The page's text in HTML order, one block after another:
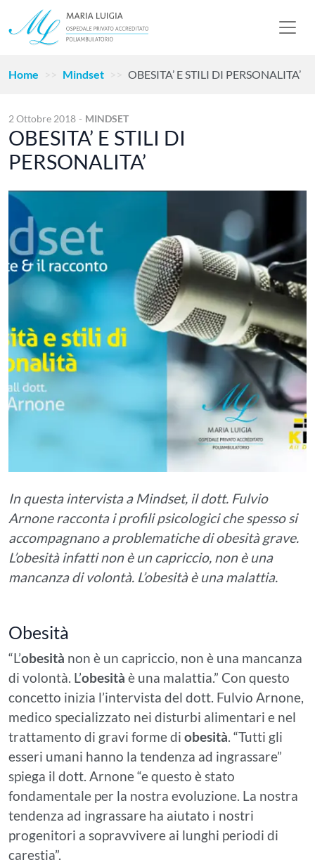
Home Mindset OBESITA’ E STILI DI PERSONALITA’
2 Ottobre 2018 - MINDSET
OBESITA’ E STILI DI
PERSONALITA’
In questa intervista a Mindset, il dott. Fulvio
Arnone racconta i profili psicologici che spesso si
accompagnano a problematiche di obesità grave.
L’obesità infatti non è un capriccio, non è una
mancanza di volontà. L’obesità è una malattia.
Obesità
“L’obesità non è un capriccio, non è una mancanza
di volontà. L’obesità è una malattia.” Con questo
concetto inizia l’intervista del dott. Fulvio Arnone,
medico specializzato nei disturbi alimentari e nel
trattamento di gravi forme di obesità. “Tutti gli
esseri umani hanno la tendenza ad ingrassare”
spiega il dott. Arnone “e questo è stato
fondamentale per la nostra evoluzione. La nostra
tendenza ad ingrassare ha aiutato i nostri
progenitori a sopravvivere ai lunghi periodi di
carestia”.